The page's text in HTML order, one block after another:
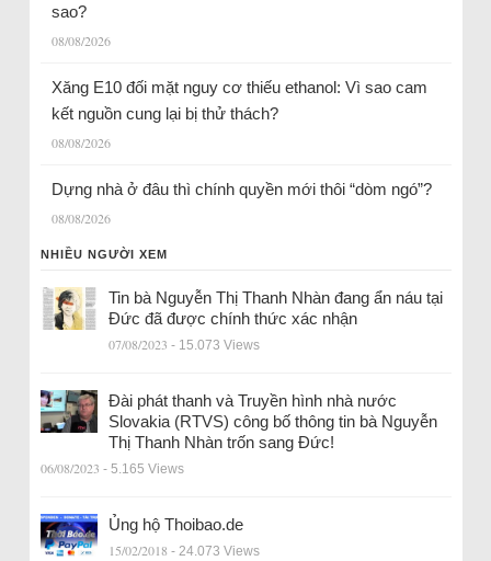
sao?
08/08/2026
Xăng E10 đối mặt nguy cơ thiếu ethanol: Vì sao cam
kết nguồn cung lại bị thử thách?
08/08/2026
Dựng nhà ở đâu thì chính quyền mới thôi “dòm ngó”?
08/08/2026
NHIỀU NGƯỜI XEM
Tin bà Nguyễn Thị Thanh Nhàn đang ẩn náu tại
Đức đã được chính thức xác nhận
07/08/2023 - 15.073 Views
Đài phát thanh và Truyền hình nhà nước
Slovakia (RTVS) công bố thông tin bà Nguyễn
Thị Thanh Nhàn trốn sang Đức!
06/08/2023 - 5.165 Views
Ủng hộ Thoibao.de
15/02/2018 - 24.073 Views